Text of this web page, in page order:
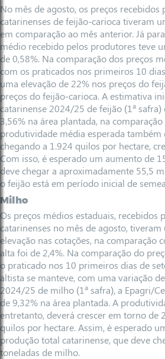
No mês de agosto, os preços recebidos
catarinenses de feijão-carioca tiveram
em comparação ao mês anterior. Já
médio recebido pelos produtores teve
de 0,58%. Na comparação dos preços
com os praticados nos primeiros 10
uma elevação de 22% nos preços do
preços do feijão-carioca. A estimativa
catarinense 2024/25 de feijão (1ª
3,56% na área plantada, na
produtividade média esperada também
chegando a 1.924 quilos por hectare,
Com isso, é esperado um aumento de
deve chegar a aproximadamente 55,5
o feijão está em período inicial de
Milho
Os preços médios estaduais, recebidos
catarinenses no mês de agosto,
elevação nas cotações, na comparação
alta foi de 2,4%. Na comparação do
o praticado nos 10 primeiros dias de
altista se manteve, com uma variação
2024/25 de milho (1ª safra), a Epagri/
de 9,32% na área plantada. A
entretanto, deverá crescer em torno de
quilos por hectare. Assim, é esperado
produção total catarinense, que deve
toneladas de milho.